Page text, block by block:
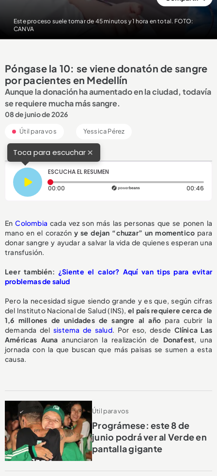
Este proceso suele tomar de 45 minutos y 1 hora en total. FOTO:
CANVA
Póngase la 10: se viene donatón de sangre
por pacientes en Medellín
Aunque la donación ha aumentado en la ciudad, todavía
se requiere mucha más sangre.
08 de junio de 2026
Útil para vos Yessica Pérez
Toca para escuchar×
ESCUCHA EL RESUMEN
00:00 Tiempo transcurrido: 0 segundos 00:46
EnColombia cada vez son más las personas que se ponen la
mano en el corazón y se dejan “chuzar” un momentico para
donar sangre y ayudar a salvar la vida de quienes esperan una
transfusión.
Leer también: ¿Siente el calor? Aquí van tips para evitar
problemas de salud
Pero la necesidad sigue siendo grande y es que, según cifras
del Instituto Nacional de Salud (INS),el país requiere cerca de
1,6 millones de unidades de sangre al año para cubrir la
demanda delsistema de salud. Por eso, desde Clínica Las
Américas Auna anunciaron la realización de Donafest, una
jornada con la que buscan que más paisas se sumen a esta
causa.
Útil para vos
Prográmese: este 8 de
junio podrá ver al Verde en
pantalla gigante